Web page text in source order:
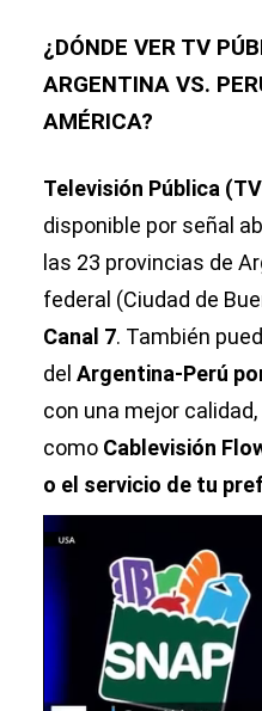
¿DÓNDE VER TV
ARGENTINA VS.
AMÉRICA?
Televisión Pública
disponible por señal
las 23 provincias de
federal (Ciudad de
Canal 7. También
del Argentina-Perú
con una mejor
como Cablevisión
o el servicio de tu